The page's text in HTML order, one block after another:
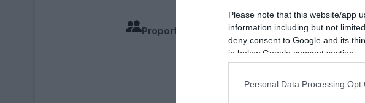
Please note that this website/app
information including but not
deny consent to Google and its
in below Google consent section.
Personal Data Processing Opt
Proportions pour 4 Personnes Temps de